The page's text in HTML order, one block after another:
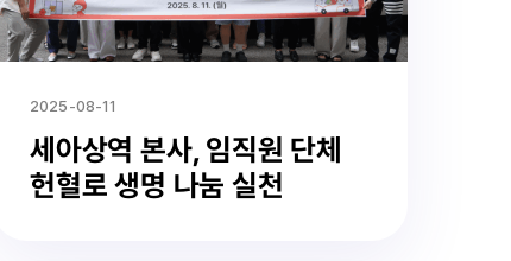
2025-08-11
세아상역 본사, 임직원 단체
헌혈로 생명 나눔 실천